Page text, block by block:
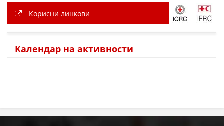
БРОШУРИ
Корисни линкови
Календар на активности